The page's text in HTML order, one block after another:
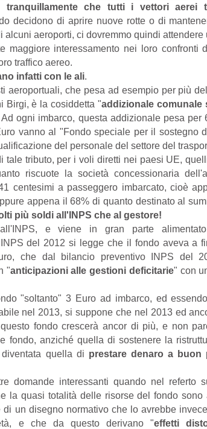
tranquillamente che tutti i vettori aerei
decidono di aprire nuove rotte o di
aeroporti, ci dovremmo quindi attendere
maggiore interessamento nei loro confronti
traffico aereo.
infatti con le ali.
aeroportuali, che pesa ad esempio per più
Birgi, è la cosiddetta "addizionale comunale
ogni imbarco, questa addizionale pesa per
vanno al "Fondo speciale per il sostegno
del personale del settore del
tale tributo, per i voli diretti nei paesi UE,
riscuote la società concessionaria
centesimi a passeggero imbarcato, cioè
appena il 68% di quanto destinato al
più soldi all'INPS che al gestore!
e viene in gran parte alimentato
del 2012 si legge che il fondo aveva a
che dal bilancio preventivo INPS del
"anticipazioni alle gestioni deficitarie" con
"soltanto" 3 Euro ad imbarco, ed
nel 2013, si suppone che nel 2013 ed
fondo crescerà ancor di più, e non
fondo, anziché quella di sostenere la
quella di prestare denaro a buon
domande interessanti quando nel referto
la quasi totalità delle risorse del fondo sono
un disegno normativo che lo avrebbe
e che da questo derivano "effetti